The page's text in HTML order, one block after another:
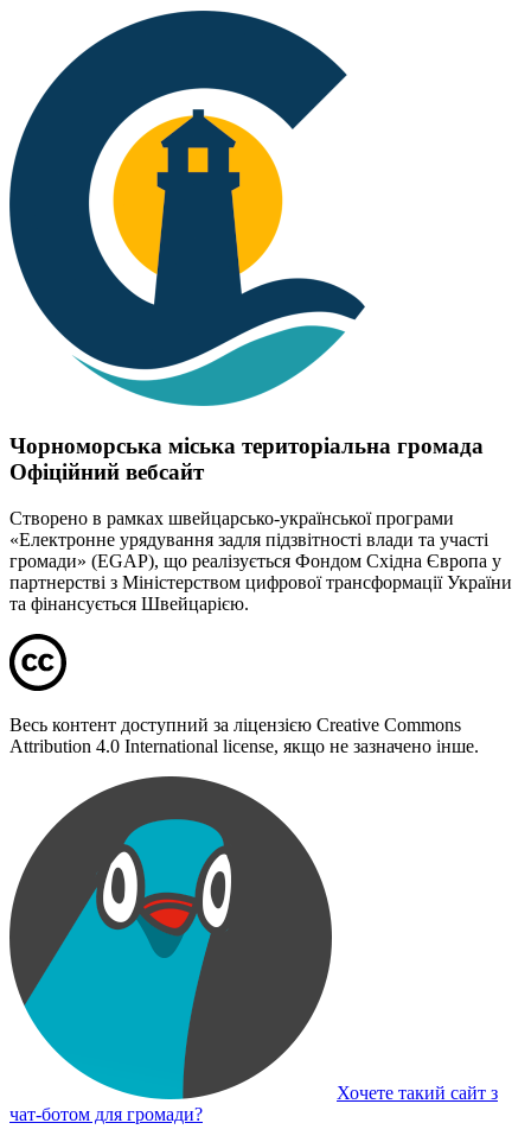
Чорноморська міська територіальна громада
Офіційний вебсайт
Створено в рамках швейцарсько-української програми
«Електронне урядування задля підзвітності влади та участі
громади» (EGAP), що реалізується Фондом Східна Європа у
партнерстві з Міністерством цифрової трансформації України
та фінансується Швейцарією.
Весь контент доступний за ліцензією Creative Commons
Attribution 4.0 International license, якщо не зазначено інше.
Хочете такий сайт з
чат-ботом для громади?